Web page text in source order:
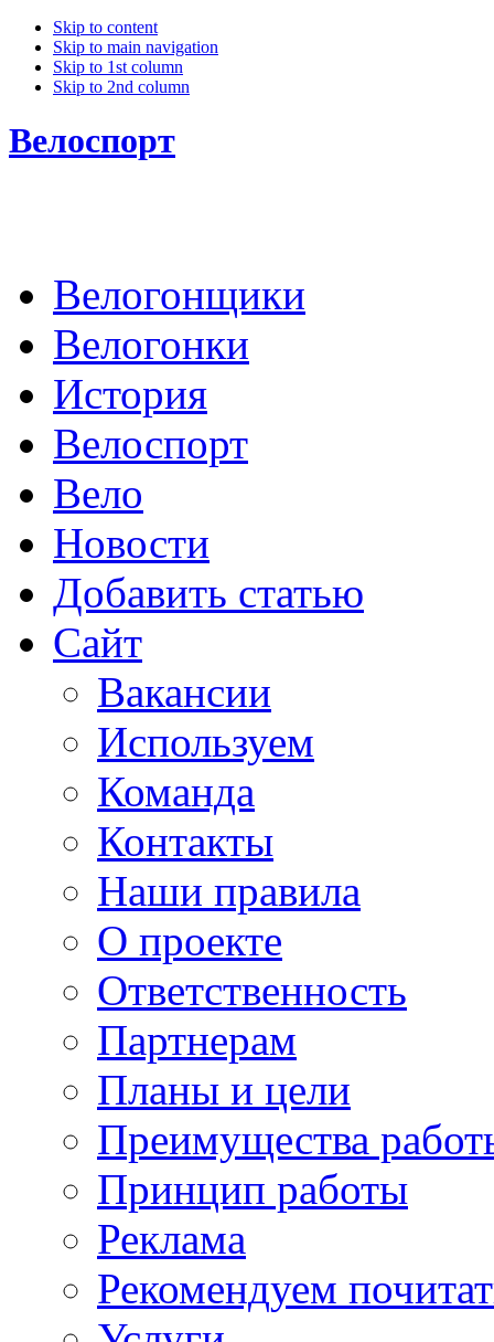
Skip to content
Skip to main navigation
Skip to 1st column
Skip to 2nd column
Велоспорт
Велогонщики
Велогонки
История
Велоспорт
Вело
Новости
Добавить статью
Сайт
Вакансии
Используем
Команда
Контакты
Наши правила
О проекте
Ответственность
Партнерам
Планы и цели
Преимущества
Принцип работы
Реклама
Рекомендуем